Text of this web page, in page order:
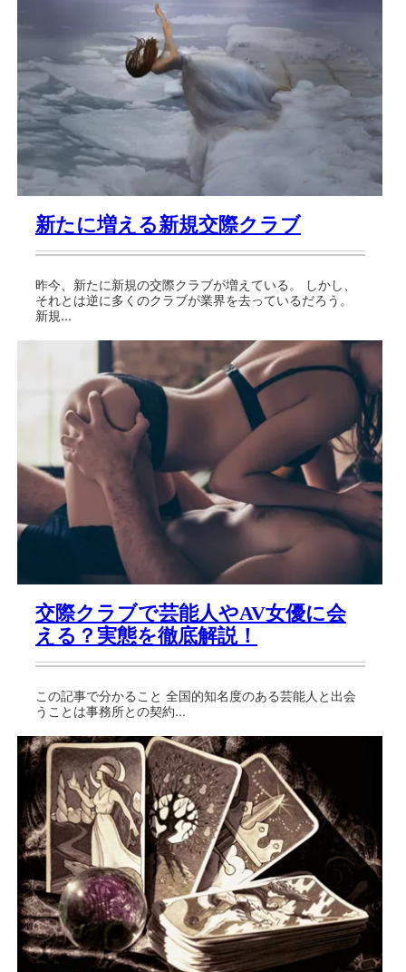
新たに増える新規交際クラブ
昨今、新たに新規の交際クラブが増えている。 しかし、
それとは逆に多くのクラブが業界を去っているだろう。
新規...
交際クラブで芸能人やAV女優に会
える？実態を徹底解説！
この記事で分かること 全国的知名度のある芸能人と出会
うことは事務所との契約...